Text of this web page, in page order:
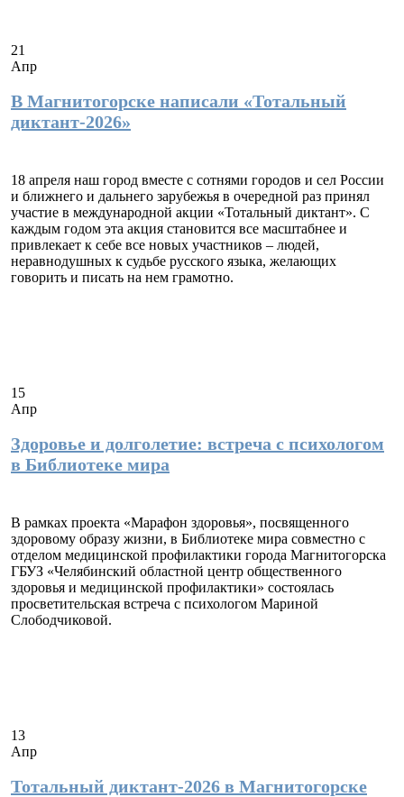
21
Апр
В Магнитогорске написали «Тотальный
диктант-2026»
18 апреля наш город вместе с сотнями городов и сел России
и ближнего и дальнего зарубежья в очередной раз принял
участие в международной акции «Тотальный диктант». С
каждым годом эта акция становится все масштабнее и
привлекает к себе все новых участников – людей,
неравнодушных к судьбе русского языка, желающих
говорить и писать на нем грамотно.
15
Апр
Здоровье и долголетие: встреча с психологом
в Библиотеке мира
В рамках проекта «Марафон здоровья», посвященного
здоровому образу жизни, в Библиотеке мира совместно с
отделом медицинской профилактики города Магнитогорска
ГБУЗ «Челябинский областной центр общественного
здоровья и медицинской профилактики» состоялась
просветительская встреча с психологом Мариной
Слободчиковой.
13
Апр
Тотальный диктант-2026 в Магнитогорске